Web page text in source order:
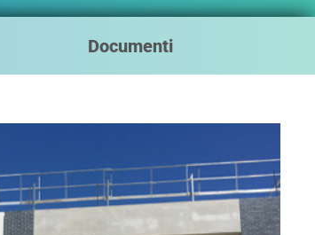
Documenti